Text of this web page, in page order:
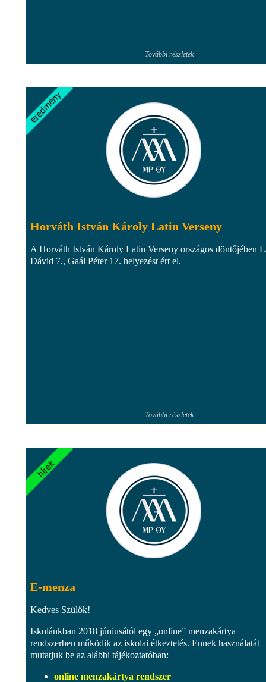
További részletek
Horváth István Károly Latin Verseny
A Horváth István Károly Latin Verseny országos döntőjében
Dávid 7., Gaál Péter 17. helyezést ért el.
További részletek
E-menza
Kedves Szülők!
Iskolánkban 2018 júniusától egy „online” menzakártya
rendszerben működik az iskolai étkeztetés. Ennek használatát
mutatjuk be az alábbi tájékoztatóban:
online menzakártya rendszer